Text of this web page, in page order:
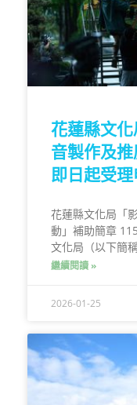
花蓮縣文
音製作及
即日起受
花蓮縣文化局「
動」補助簡章
文化局（以下簡
繼續閱讀 »
2026-01-25